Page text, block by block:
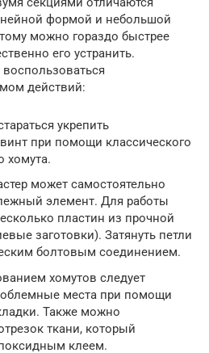
формой и небольшой
можно гораздо быстрее
его устранить.
действий:
укрепить
при помощи классического
хомута.
может самостоятельно
элемент. Для работы
пластин из прочной
заготовки). Затянуть петли
болтовым соединением.
хомутов следует
места при помощи
Также можно
ткани, который
клеем.